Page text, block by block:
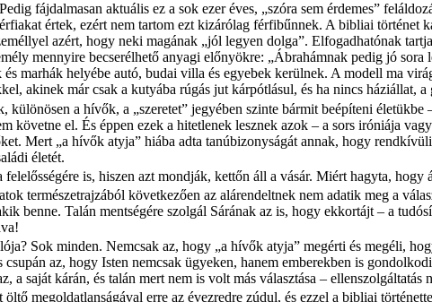
fájdalmasan aktuális ez a sok ezer éves, „szóra sem érdemes”
értek, ezért nem tartom ezt kizárólag férfibűnnek. A bibliai történet
azért, hogy neki magának „jól legyen dolga”. Elfogadhatónak
mennyire becserélhető anyagi előnyökre: „Ábrahámnak pedig jó
marhák helyébe autó, budai villa és egyebek kerülnek. A modell ma
akinek már csak a kutyába rúgás jut kárpótlásul, és ha nincs háziállat,
a hívők, a „szeretet” jegyében szinte bármit beépíteni
követne el. És éppen ezek a hitetlenek lesznek azok – a sors iróniája
Mert „a hívők atyja” hiába adta tanúbizonyságát annak, hogy
életét.
is, hiszen azt mondják, kettőn áll a vásár. Miért hagyta, hogy
természetrajzából következően az alárendeltnek nem adatik meg a
benne. Talán mentségére szolgál Sárának az is, hogy ekkortájt – a
Sok minden. Nemcsak az, hogy „a hívők atyja” megérti és megéli,
az, hogy Isten nemcsak ügyeken, hanem emberekben is
a saját kárán, és talán mert nem is volt más választása – ellenszolgáltatás
megoldatlanságával erre az évezredre zúdul, és ezzel a bibliai